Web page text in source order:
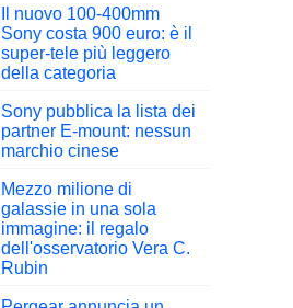
Il nuovo 100-400mm
Sony costa 900 euro: è il
super-tele più leggero
della categoria
Sony pubblica la lista dei
partner E-mount: nessun
marchio cinese
Mezzo milione di
galassie in una sola
immagine: il regalo
dell'osservatorio Vera C.
Rubin